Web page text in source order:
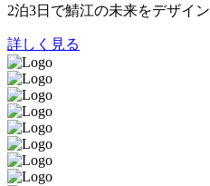
2泊3日で鯖江の未来をデザイン
詳しく見る